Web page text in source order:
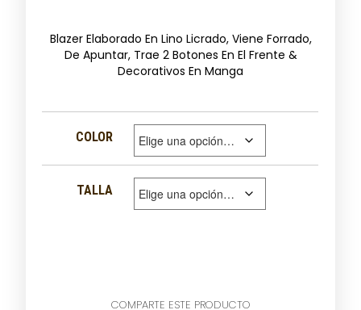
Blazer Elaborado En Lino Licrado, Viene Forrado,
De Apuntar, Trae 2 Botones En El Frente &
Decorativos En Manga
COLOR
TALLA
COMPARTE ESTE PRODUCTO